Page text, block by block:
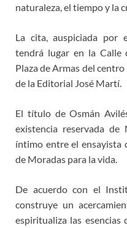
naturaleza, el tiempo y la
La cita, auspiciada por
tendrá lugar en la Calle
Plaza de Armas del
de la Editorial José Martí.
El título de Osmán
existencia reservada
íntimo entre el ensayista
de Moradas para la vida.
De acuerdo con el
construye un
espiritualiza las